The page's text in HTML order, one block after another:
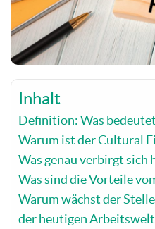
Inhalt
Definition: Was
Warum ist der Cultural
Was genau verbirgt
Was sind die Vorteile
Warum wächst der
der heutigen